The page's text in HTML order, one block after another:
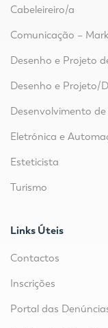
Cabeleireiro/a
Comunicação –
Desenho e Projeto
Desenho e Projeto/
Desenvolvimento
Eletrónica e
Esteticista
Turismo
Links Úteis
Contactos
Inscrições
Portal das